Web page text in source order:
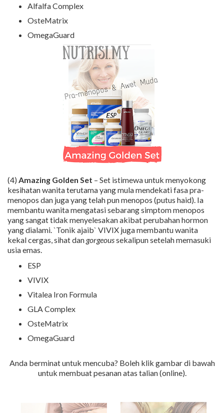
Alfalfa Complex
OsteMatrix
OmegaGuard
(4) Amazing Golden Set – Set istimewa untuk menyokong
kesihatan wanita terutama yang mula mendekati fasa pra-
menopos dan juga yang telah pun menopos (putus haid). Ia
membantu wanita mengatasi sebarang simptom menopos
yang sangat tidak menyelesakan akibat perubahan hormon
yang dialami. `Tonik ajaib` VIVIX juga membantu wanita
kekal cergas, sihat dan gorgeoussekalipun setelah memasuki
usia emas.
ESP
VIVIX
Vitalea Iron Formula
GLA Complex
OsteMatrix
OmegaGuard
Anda berminat untuk mencuba? Boleh klik gambar di bawah
untuk membuat pesanan atas talian (online).